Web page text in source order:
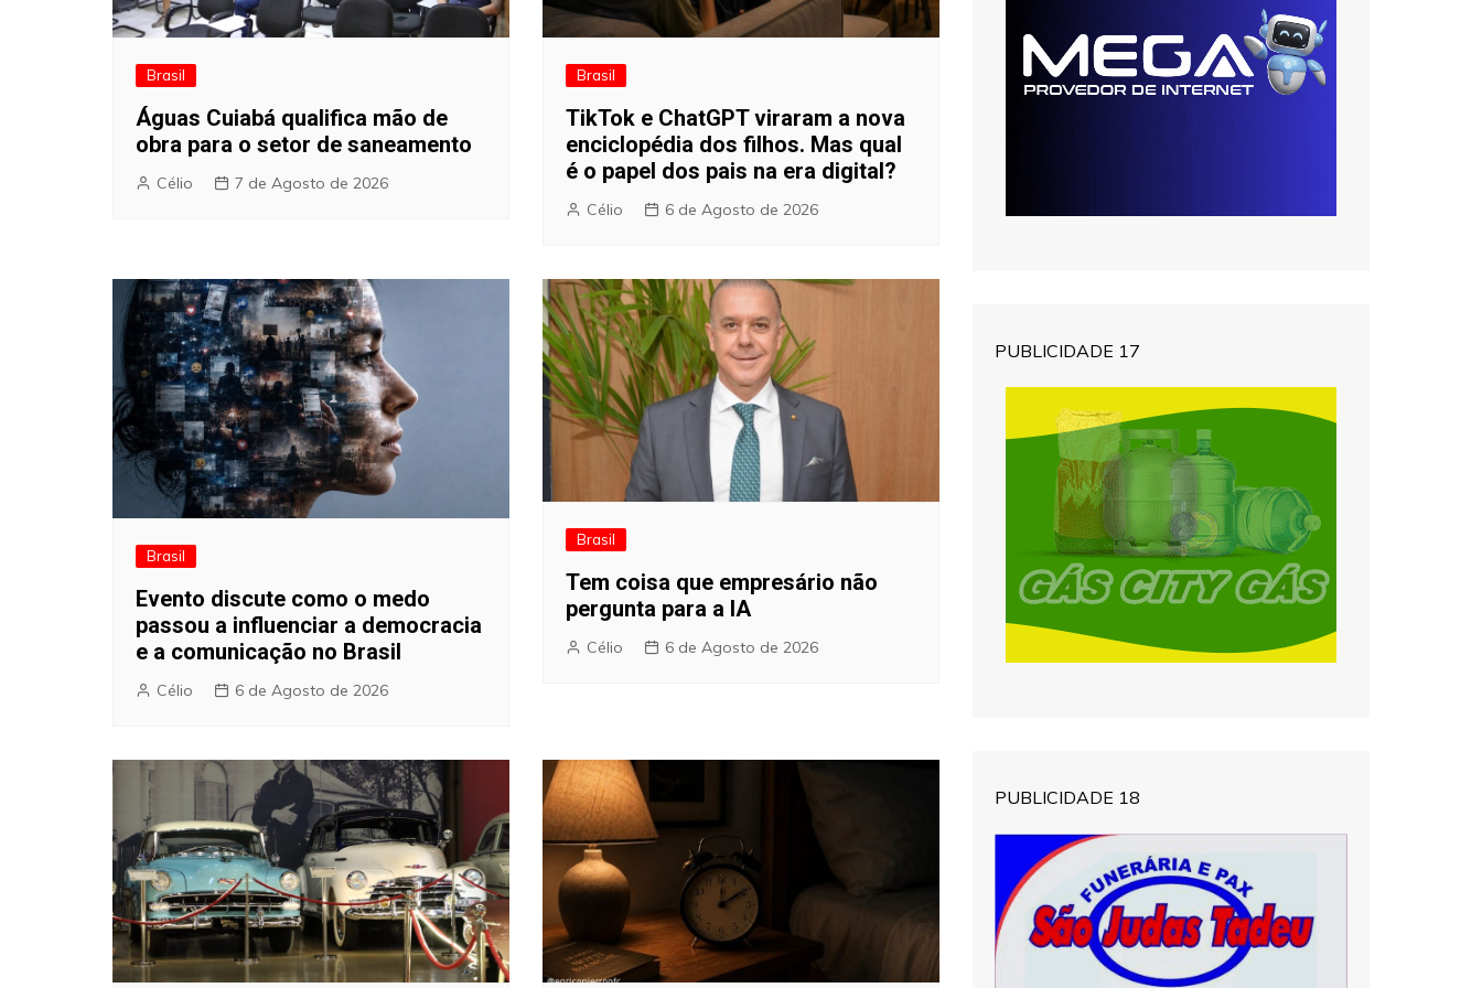
Brasil
Águas Cuiabá qualifica mão de
obra para o setor de saneamento
Célio 7 de Agosto de 2026
Brasil
TikTok e ChatGPT viraram a nova
enciclopédia dos filhos. Mas qual
é o papel dos pais na era digital?
Célio 6 de Agosto de 2026
Brasil
Evento discute como o medo
passou a influenciar a democracia
e a comunicação no Brasil
Célio 6 de Agosto de 2026
Brasil
Tem coisa que empresário não
pergunta para a IA
Célio 6 de Agosto de 2026
PUBLICIDADE 17
PUBLICIDADE 18